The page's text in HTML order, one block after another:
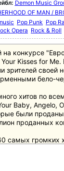
Demon Music
OF MAN /
Pop Punk Pop
Opera Rock & Roll
на конкурсе
Kisses for
зрителей своей
бело-
хитов по
Baby, Angelo,
были
проданных
самых громких
как Dancin'
другие и